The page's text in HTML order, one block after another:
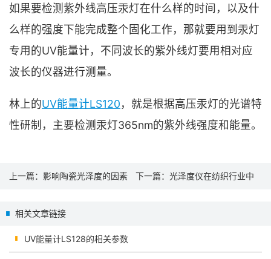
如果要检测紫外线高压汞灯在什么样的时间，以及什
么样的强度下能完成整个固化工作，那就要用到汞灯
专用的UV能量计，不同波长的紫外线灯要用相对应
波长的仪器进行测量。
林上的UV能量计LS120，就是根据高压汞灯的光谱特
性研制，主要检测汞灯365nm的紫外线强度和能量。
上一篇： 影响陶瓷光泽度的因素 下一篇： 光泽度仪在纺织行业中
相关文章链接
UV能量计LS128的相关参数